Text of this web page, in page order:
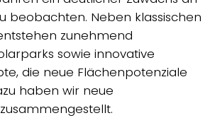
beobachten. Neben klassischen
zunehmend
sowie innovative
die neue Flächenpotenziale
haben wir neue